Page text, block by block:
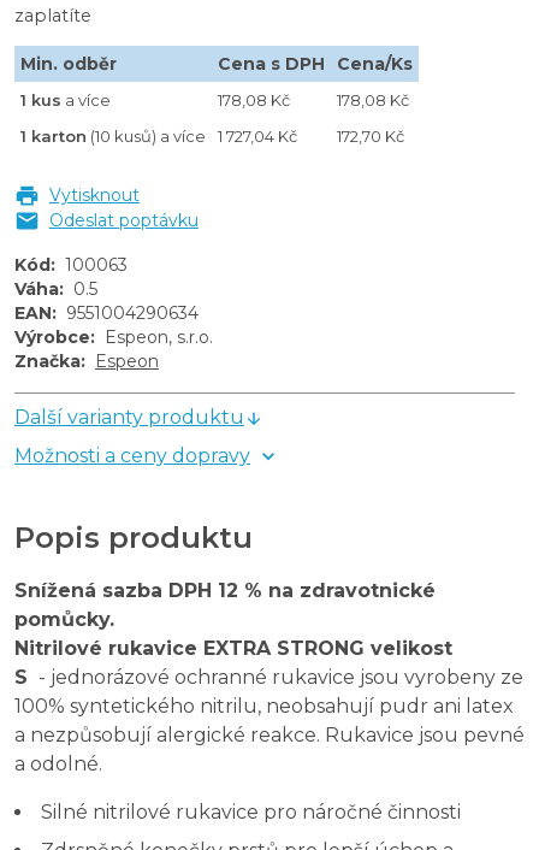
zaplatíte
Min. odběr Cena s DPH Cena/Ks
1 kus a více 178,08 Kč
178,08 Kč
1 karton (10 kusů) a více 1 727,04 Kč 172,70 Kč
Vytisknout
Odeslat poptávku
Kód: 100063
Váha: 0.5
EAN: 9551004290634
Výrobce: Espeon, s.r.o.
Značka: Espeon
Další varianty produktu
Možnosti a ceny dopravy
Popis produktu
Snížená sazba DPH 12 % na zdravotnické
pomůcky.
Nitrilové rukavice EXTRA STRONG velikost
S - jednorázové ochranné rukavice jsou vyrobeny ze
100% syntetického nitrilu, neobsahují pudr ani latex
a nezpůsobují alergické reakce. Rukavice jsou pevné
a odolné.
Silné nitrilové rukavice pro náročné činnosti